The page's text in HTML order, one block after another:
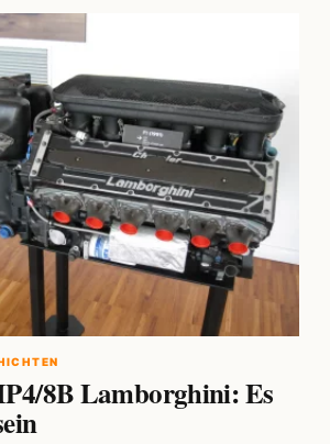
8B Lamborghini: Es